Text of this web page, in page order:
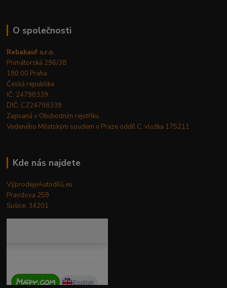
O společnosti
Rebakauf s.r.o.
Primátorská 296/38
180 00 Praha
Česká republika
IČ: 24798339
DIČ: CZ24798339
Zapsaná v Obchodním rejstříku.
Vedeného Městským soudem v Praze oddíl C, vložka 175211
Kde nás najdete
VýprodejeAutodílů.eu
Pravdova 259
Sušice, 34201